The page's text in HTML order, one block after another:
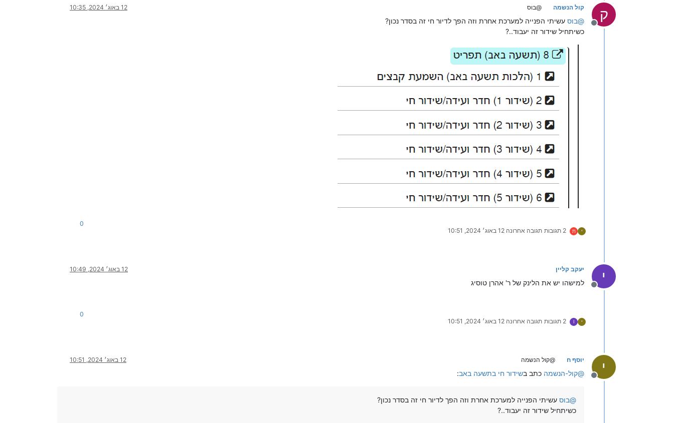
ק
מנותק
קול הנשמה @בוס 12 באוג׳ 2024, 10:35
@בוס עשיתי הפנייה למערכת אחרת וזה הפך לדיור חי זה בסדר נכון?
כשיתחיל שידור זה יעבוד..?
י ת 2 תגובות תגובה אחרונה 12 באוג׳ 2024, 10:51
0
י
מנותק
יעקב קליין 12 באוג׳ 2024, 10:49
למישהו יש את הלינק של ר' אהרן טוסיג
י I 2 תגובות תגובה אחרונה 12 באוג׳ 2024, 10:51
0
י
מנותק
יוסף ח @קול הנשמה 12 באוג׳ 2024, 10:51
@קול-הנשמה כתב בשידור חי בתשעה באב:
@בוס עשיתי הפנייה למערכת אחרת וזה הפך לדיור חי זה בסדר נכון?
כשיתחיל שידור זה יעבוד..?